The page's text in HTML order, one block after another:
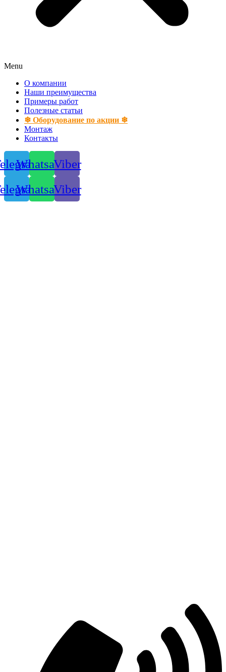
Menu
О компании
Наши преимущества
Примеры работ
Полезные статьи
❄ Оборудование по акции ❄
Монтаж
Контакты
WhatsappViber
WhatsappViber